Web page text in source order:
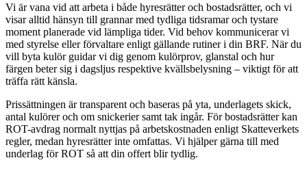
Vi är vana vid att arbeta i både hyresrätter och bostadsrätter, och vi
visar alltid hänsyn till grannar med tydliga tidsramar och tystare
moment planerade vid lämpliga tider. Vid behov kommunicerar vi
med styrelse eller förvaltare enligt gällande rutiner i din BRF. När du
vill byta kulör guidar vi dig genom kulörprov, glanstal och hur
färgen beter sig i dagsljus respektive kvällsbelysning – viktigt för att
träffa rätt känsla.
Prissättningen är transparent och baseras på yta, underlagets skick,
antal kulörer och om snickerier samt tak ingår. För bostadsrätter kan
ROT-avdrag normalt nyttjas på arbetskostnaden enligt Skatteverkets
regler, medan hyresrätter inte omfattas. Vi hjälper gärna till med
underlag för ROT så att din offert blir tydlig.